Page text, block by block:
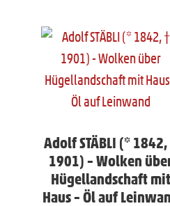
Adolf STÄBLI (* 1842,
1901) – Wolken
Hügellandschaft mit
Haus – Öl auf